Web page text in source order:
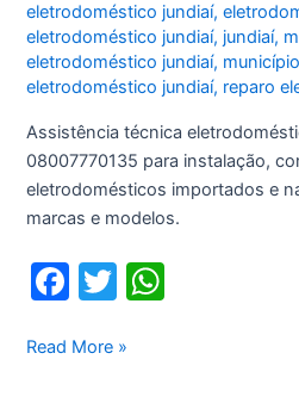
eletrodoméstico jundiaí,
eletrodoméstico jundiaí, jundiaí,
eletrodoméstico jundiaí,
eletrodoméstico jundiaí, reparo
Assistência técnica
08007770135 para instalação,
eletrodomésticos importados e
marcas e modelos.
F
c
T
itt
Assistência
Read More »